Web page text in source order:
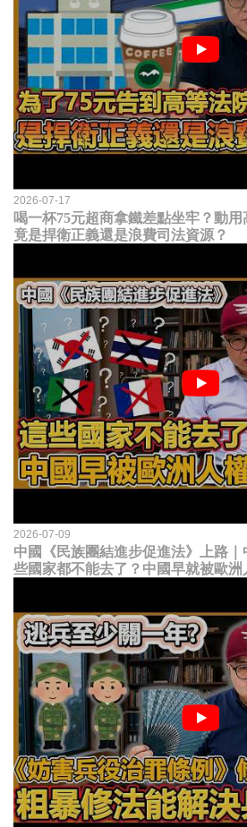
2026-07-17
喝一杯75元超商拿鐵差點坐牢？動
竟是捍衛正義還是浪費司法資源？
2026-07-09
中國《民族團結進步促進法》上路
些國家都不能去了？中國早就被歐洲